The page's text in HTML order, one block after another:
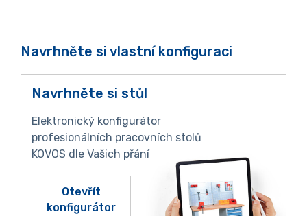
Navrhněte si vlastní konfiguraci
Navrhněte si stůl
Elektronický konfigurátor
profesionálních pracovních stolů
KOVOS dle Vašich přání
Otevřít
konfigurátor